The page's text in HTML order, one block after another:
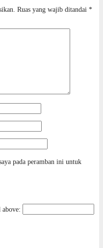
Ruas yang wajib ditandai *
pada peramban ini untuk
above: